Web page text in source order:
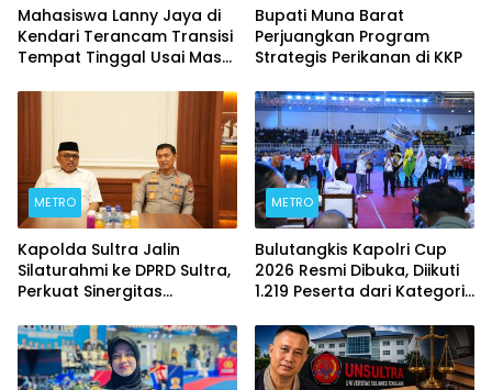
Mahasiswa Lanny Jaya di
Kendari Terancam Transisi
Tempat Tinggal Usai Masa
Bupati Muna Barat
Perjuangkan Program
Strategis Perikanan di KKP
METRO
Kapolda Sultra Jalin
Silaturahmi ke DPRD Sultra,
Perkuat Sinergitas
Kemajuan Daerah
METRO
Bulutangkis Kapolri Cup
2026 Resmi Dibuka, Diikuti
1.219 Peserta dari Kategori